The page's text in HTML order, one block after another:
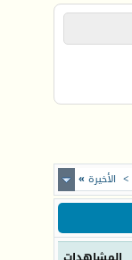
> الأخيرة »